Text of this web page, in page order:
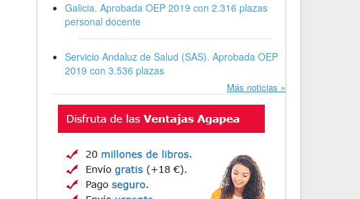
Galicia. Aprobada OEP 2019 con 2.316 plazas
personal docente
Servicio Andaluz de Salud (SAS). Aprobada OEP
2019 con 3.536 plazas
Más noticias